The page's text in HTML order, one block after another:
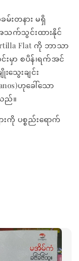
တနား မရှိ
သက်သွင်းထားနိုင်
Flat ကို ဘာသာ
းမှာ စပိန်၊ရက်အင်
သွေးချင်း
ဟုခေါ်သော
ည်။
ကို ပစ္စည်းရောက်